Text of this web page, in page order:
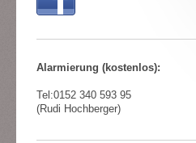
Alarmierung (kostenlos):
Tel:0152 340 593 95
(Rudi Hochberger)